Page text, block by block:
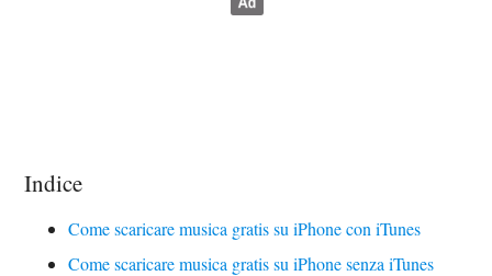
Indice
Come scaricare musica gratis su iPhone con iTunes
Come scaricare musica gratis su iPhone senza iTunes